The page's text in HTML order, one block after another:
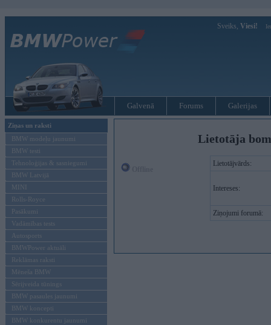
Sveiks, Viesi!
Galvenā Forums Galerijas
Ziņas un raksti
BMW modeļu jaunumi
BMW testi
Tehnoloģijas & sasniegumi
BMW Latvijā
MINI
Rolls-Royce
Pasākumi
Vadāmības tests
Autosports
BMWPower aktuāli
Reklāmas raksti
Mēneša BMW
Sērijveida tūnings
BMW pasaules jaunumi
BMW koncepti
BMW konkurentu jaunumi
Lietotāja
Lietotājvārds:
Intereses:
Ziņojumi forumā: